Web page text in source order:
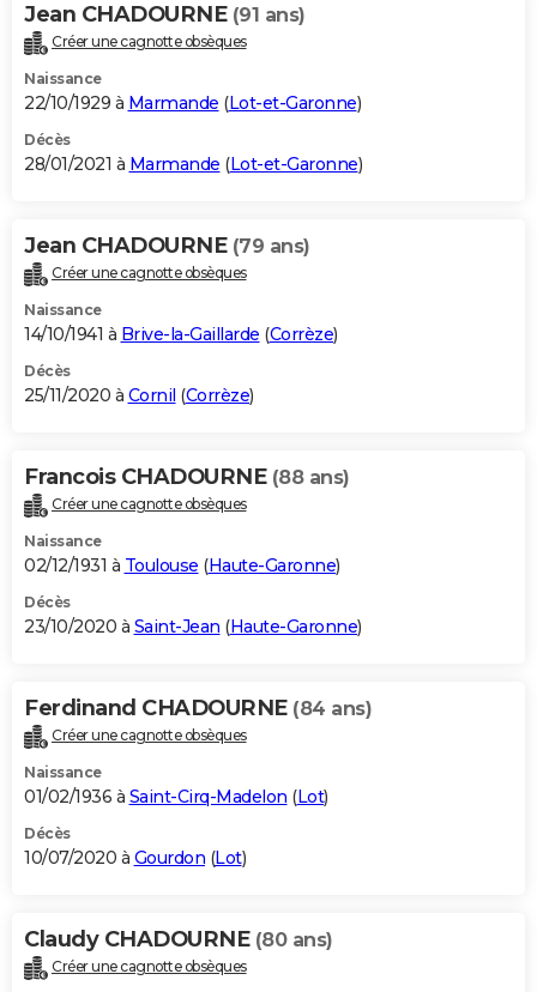
Jean CHADOURNE (91 ans)
Créer une cagnotte obsèques
Naissance
22/10/1929 à Marmande (Lot-et-Garonne)
Décès
28/01/2021 à Marmande (Lot-et-Garonne)
Jean CHADOURNE (79 ans)
Créer une cagnotte obsèques
Naissance
14/10/1941 à Brive-la-Gaillarde (Corrèze)
Décès
25/11/2020 à Cornil (Corrèze)
Francois CHADOURNE (88 ans)
Créer une cagnotte obsèques
Naissance
02/12/1931 à Toulouse (Haute-Garonne)
Décès
23/10/2020 à Saint-Jean (Haute-Garonne)
Ferdinand CHADOURNE (84 ans)
Créer une cagnotte obsèques
Naissance
01/02/1936 à Saint-Cirq-Madelon (Lot)
Décès
10/07/2020 à Gourdon (Lot)
Claudy CHADOURNE (80 ans)
Créer une cagnotte obsèques